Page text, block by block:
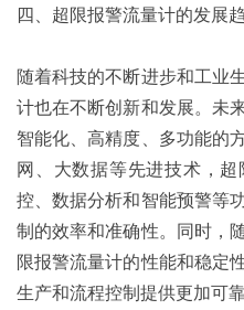
四、超限报警流量计的发展
随着科技的不断进步和工业
计也在不断创新和发展。未
智能化、高精度、多功能的
网、大数据等先进技术，
控、数据分析和智能预警等
制的效率和准确性。同时，
限报警流量计的性能和稳定
生产和流程控制提供更加可